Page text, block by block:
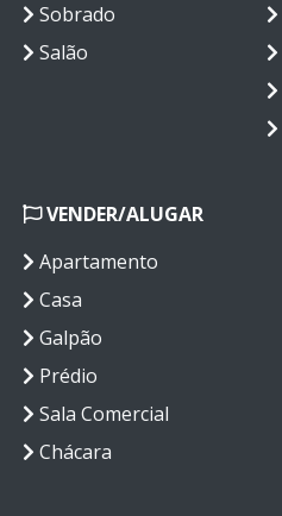
Sobrado
Salão
VENDER/ALUGAR
Apartamento
Casa
Galpão
Prédio
Sala Comercial
Chácara